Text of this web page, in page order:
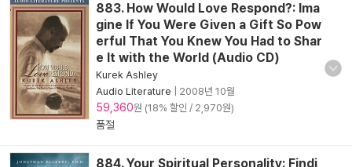
883. How Would Love Respond?: Ima
gine If You Were Given a Gift So Pow
erful That You Knew You Had to Shar
e It with the World (Audio CD)
Kurek Ashley
Audio Literature
2008년 10월
59,360원 (18% 할인 / 2,970원)
품절
884. Your Spiritual Personality: Findi